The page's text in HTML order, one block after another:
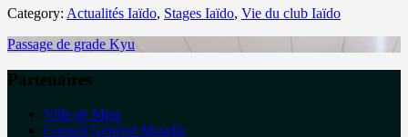
Category: Actualités Iaïdo, Stages Iaïdo, Vie du club Iaïdo
Passage de grade Kyu
Partenaires
Ville de Metz
Conseil Général Moselle